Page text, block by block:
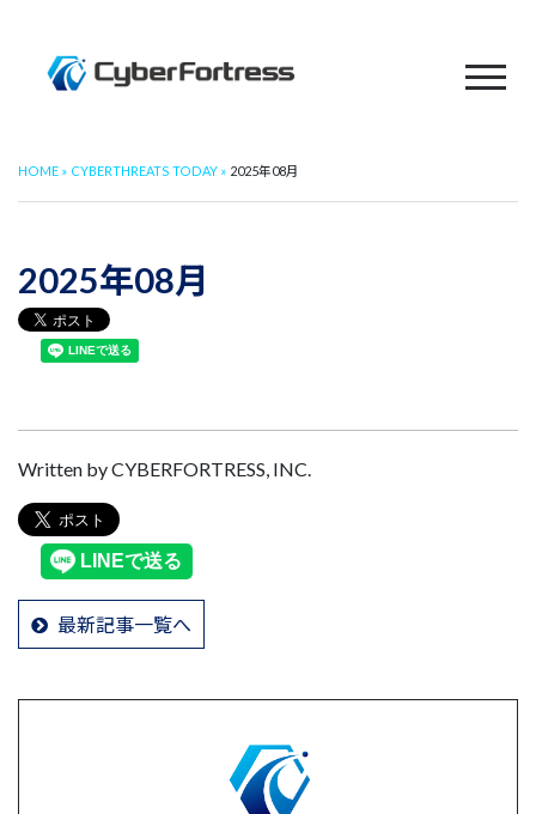
HOME CYBERTHREATS TODAY 2025年08月
2025年08月
Written by CYBERFORTRESS, INC.
最新記事一覧へ